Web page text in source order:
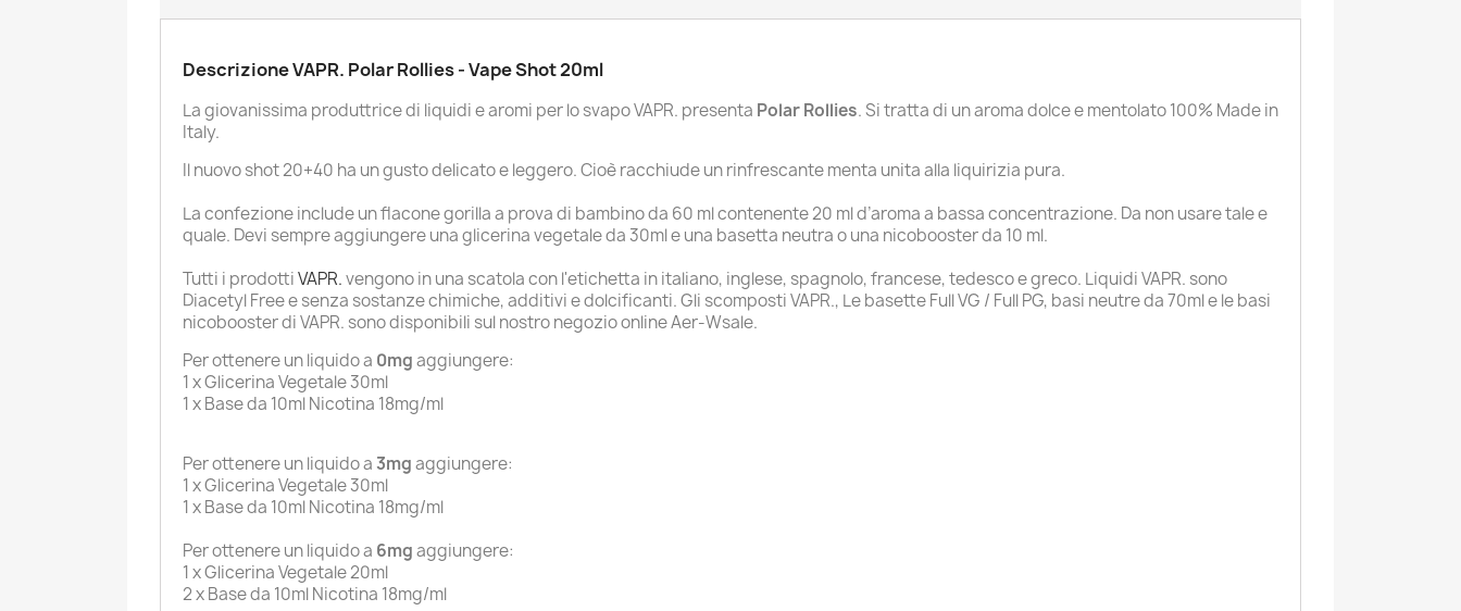
Descrizione VAPR. Polar Rollies - Vape Shot 20ml
La giovanissima produttrice di liquidi e aromi per lo svapo VAPR. presenta Polar Rollies. Si tratta di un aroma dolce e mentolato 100% Made in
Italy.
Il nuovo shot 20+40 ha un gusto delicato e leggero. Cioè racchiude un rinfrescante menta unita alla liquirizia pura.
La confezione include un flacone gorilla a prova di bambino da 60 ml contenente 20 ml d’aroma a bassa concentrazione. Da non usare tale e
quale. Devi sempre aggiungere una glicerina vegetale da 30ml e una basetta neutra o una nicobooster da 10 ml.
Tutti i prodottiVAPR.vengono in una scatola con l'etichetta in italiano, inglese, spagnolo, francese, tedesco e greco. Liquidi VAPR. sono
Diacetyl Free e senza sostanze chimiche, additivi e dolcificanti. Gli scomposti VAPR., Le basette Full VG / Full PG, basi neutre da 70ml e le basi
nicobooster di VAPR. sono disponibili sul nostro negozio online Aer-Wsale.
Per ottenere un liquido a 0mgaggiungere:
1 x Glicerina Vegetale 30ml
1 x Base da 10ml Nicotina 18mg/ml
Per ottenere un liquido a3mgaggiungere:
1 x Glicerina Vegetale 30ml
1 x Base da 10ml Nicotina 18mg/ml
Per ottenere un liquido a 6mgaggiungere:
1 x Glicerina Vegetale 20ml
2 x Base da 10ml Nicotina 18mg/ml